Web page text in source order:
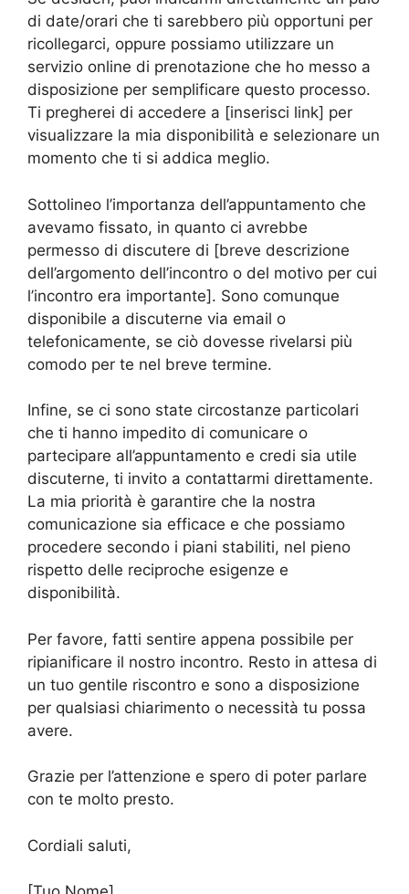
di date/orari che ti sarebbero più opportuni per
ricollegarci, oppure possiamo utilizzare un
servizio online di prenotazione che ho messo a
disposizione per semplificare questo processo.
Ti pregherei di accedere a [inserisci link] per
visualizzare la mia disponibilità e selezionare un
momento che ti si addica meglio.
Sottolineo l’importanza dell’appuntamento che
avevamo fissato, in quanto ci avrebbe
permesso di discutere di [breve descrizione
dell’argomento dell’incontro o del motivo per cui
l’incontro era importante]. Sono comunque
disponibile a discuterne via email o
telefonicamente, se ciò dovesse rivelarsi più
comodo per te nel breve termine.
Infine, se ci sono state circostanze particolari
che ti hanno impedito di comunicare o
partecipare all’appuntamento e credi sia utile
discuterne, ti invito a contattarmi direttamente.
La mia priorità è garantire che la nostra
comunicazione sia efficace e che possiamo
procedere secondo i piani stabiliti, nel pieno
rispetto delle reciproche esigenze e
disponibilità.
Per favore, fatti sentire appena possibile per
ripianificare il nostro incontro. Resto in attesa di
un tuo gentile riscontro e sono a disposizione
per qualsiasi chiarimento o necessità tu possa
avere.
Grazie per l’attenzione e spero di poter parlare
con te molto presto.
Cordiali saluti,